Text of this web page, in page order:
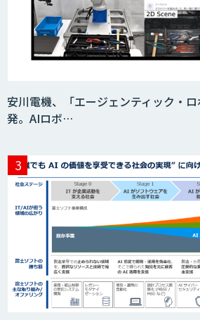
身体・動作解析AI
生成AIの業務活用
Gateway」
スマート工場ソリ
Meter
安川電機、「エージェンティック・
発。AIロボ…